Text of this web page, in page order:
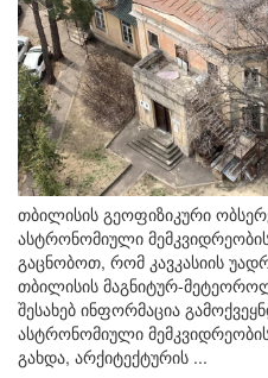
თბილისის გეოფიზიკური
ასტრონომიული
გაცნობოთ, რომ კავკასიის
თბილისის მაგნიტურ-
შესახებ ინფორმაცია
ასტრონომიული
გახდა, არქიტექტურის ...